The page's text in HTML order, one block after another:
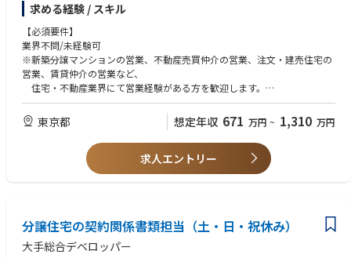
金関連などの様々な知識を活用しながら、契約・引渡しに至るまでをトー
タルに担当していただきます。
将来的には販売業務の責任者として、販売現場でチームマネジメント、営
業・広告施策を策定し、販売計画を立案・遂行する役割を担っていただき
ます。またお客様のご意見など最前線で掴んだマーケットニーズを用地取
得担当や建築担当にフィードバックし、今後の商品企画に活かしていく役
求める経験 / スキル
【必須要件】
業界不問/未経験可
※新築分譲マンションの営業、不動産売買仲介の営業、注文・建売住宅の
営業、賃貸仲介の営業など、
住宅・不動産業界にて営業経験がある方を歓迎します。
【歓迎する志向・タイプ】住まい・インテリアに興味のある方
■今までのスキルを活かしてキャリアアップしたい方
■成長できる環境で長く働きたい方
■専門知識・資格を身に付けたい方
東京都 想定年収 671 万円 ~ 1,310 万円
求人エントリー
分譲住宅の契約関係書類担当（土・日・祝休み）
大手総合デベロッパー